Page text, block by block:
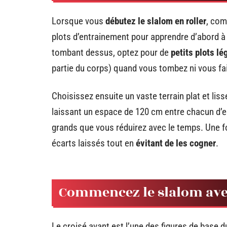
Lorsque vous débutez le slalom en roller,
plots d’entrainement pour apprendre
tombant dessus, optez pour de petits plots
partie du corps) quand vous tombez ni vous
Choisissez ensuite un vaste terrain plat et
laissant un espace de 120 cm entre chacun
grands que vous réduirez avec le temps.
écarts laissés tout en évitant de les cogner.
Commencez le slalom